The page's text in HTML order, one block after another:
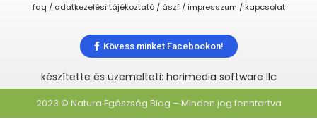
faq / adatkezelési tájékoztató / ászf / impresszum / kapcsolat
Kövess minket Facebookon!
készítette és üzemelteti: horimedia software llc
2023 © Natura Egészség Blog – Minden jog fenntartva